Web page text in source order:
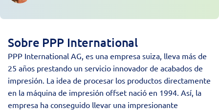
Sobre PPP International
PPP International AG, es una empresa suiza, lleva más de
25 años prestando un servicio innovador de acabados de
impresión. La idea de procesar los productos directamente
en la máquina de impresión offset nació en 1994. Así, la
empresa ha conseguido llevar una impresionante